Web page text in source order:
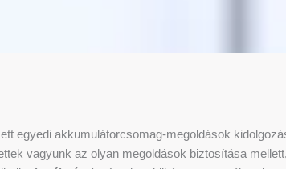
egyedi akkumulátorcsomag-megoldások
vagyunk az olyan megoldások biztosítása